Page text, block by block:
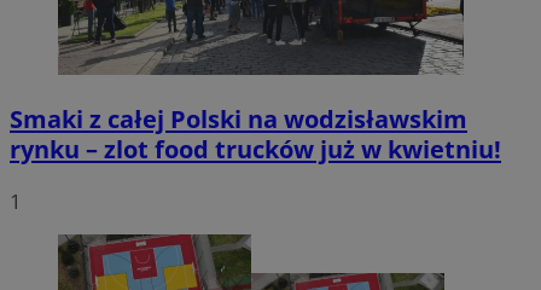
Smaki z całej Polski na wodzisławskim
rynku – zlot food trucków już w kwietniu!
1